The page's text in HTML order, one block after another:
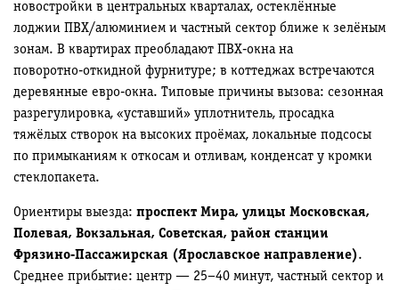
новостройки в центральных кварталах, остеклённые
лоджии ПВХ/алюминием и частный сектор ближе к зелёным
зонам. В квартирах преобладают ПВХ‑окна на
поворотно‑откидной фурнитуре; в коттеджах встречаются
деревянные евро‑окна. Типовые причины вызова: сезонная
разрегулировка, «уставший» уплотнитель, просадка
тяжёлых створок на высоких проёмах, локальные подсосы
по примыканиям к откосам и отливам, конденсат у кромки
стеклопакета.
Ориентиры выезда: проспект Мира, улицы Московская,
Полевая, Вокзальная, Советская, район станции
Фрязино‑Пассажирская (Ярославское направление).
Среднее прибытие: центр — 25–40 минут, частный сектор и